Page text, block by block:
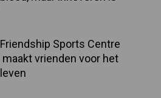
Friendship Sports Centre
maakt vrienden voor het
leven